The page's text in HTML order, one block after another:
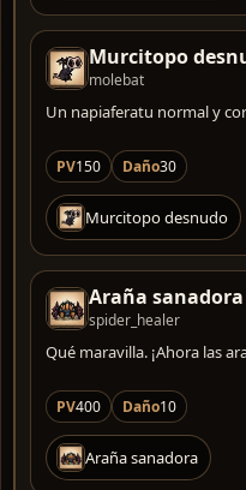
Murcitopo
molebat
Un napiaferatu normal y
PV150 Daño30
Murcitopo desnudo
Araña sanadora
spider_healer
Qué maravilla. ¡Ahora las
PV400 Daño10
Araña sanadora